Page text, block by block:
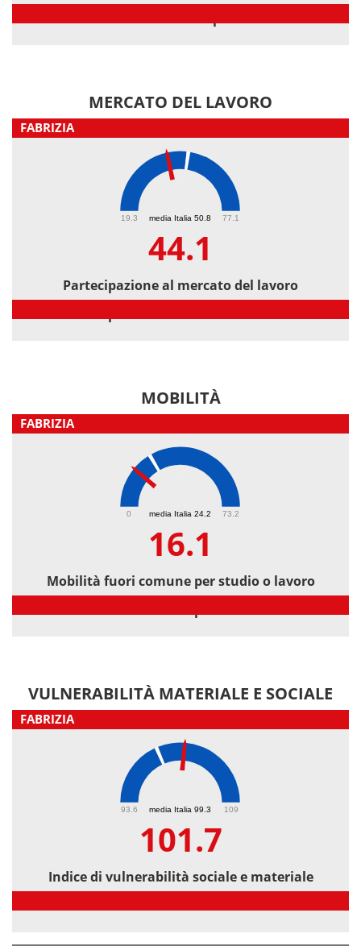
MERCATO DEL LAVORO
FABRIZIA
media Italia 50.8
19.3 77.1
44.1
Partecipazione al mercato del lavoro
MOBILITÀ
FABRIZIA
media Italia 24.2
0 73.2
16.1
Mobilità fuori comune per studio o lavoro
VULNERABILITÀ MATERIALE E SOCIALE
FABRIZIA
media Italia 99.3
93.6 109
101.7
Indice di vulnerabilità sociale e materiale